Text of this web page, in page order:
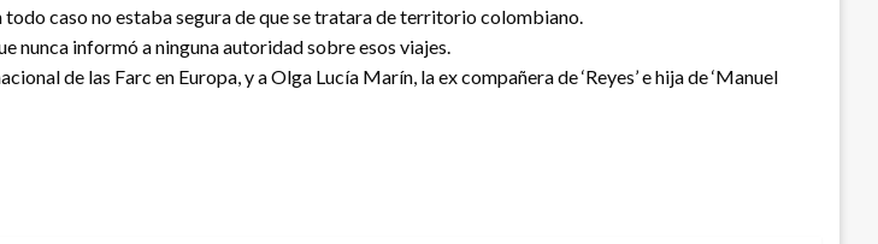
caso no estaba segura de que se tratara de territorio colombiano.
nunca informó a ninguna autoridad sobre esos viajes.
de las Farc en Europa, y a Olga Lucía Marín, la ex compañera de ‘Reyes’ e hija de ‘Manuel